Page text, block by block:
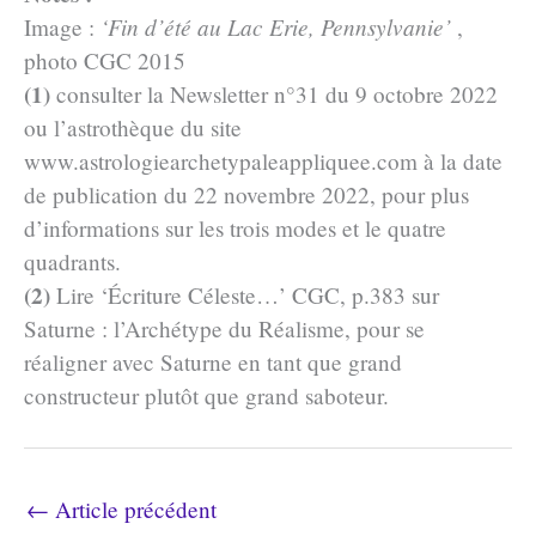
Image : ‘Fin d’été au Lac Erie, Pennsylvanie’ ,
photo CGC 2015
(1) consulter la Newsletter n°31 du 9 octobre 2022
ou l’astrothèque du site
www.astrologiearchetypaleappliquee.com à la date
de publication du 22 novembre 2022, pour plus
d’informations sur les trois modes et le quatre
quadrants.
(2) Lire ‘Écriture Céleste…’ CGC, p.383 sur
Saturne : l’Archétype du Réalisme, pour se
réaligner avec Saturne en tant que grand
constructeur plutôt que grand saboteur.
← Article précédent